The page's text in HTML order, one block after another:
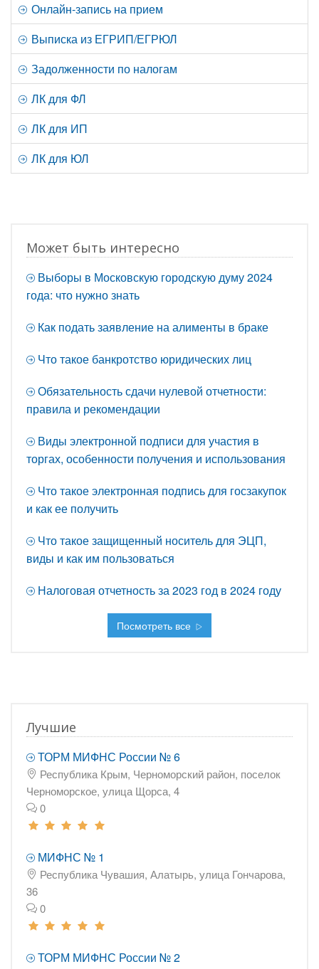
Онлайн-запись на прием
Выписка из ЕГРИП/ЕГРЮЛ
Задолженности по налогам
ЛК для ФЛ
ЛК для ИП
ЛК для ЮЛ
Может быть интересно
Выборы в Московскую городскую думу 2024
года: что нужно знать
Как подать заявление на алименты в браке
Что такое банкротство юридических лиц
Обязательность сдачи нулевой отчетности:
правила и рекомендации
Виды электронной подписи для участия в
торгах, особенности получения и использования
Что такое электронная подпись для госзакупок
и как ее получить
Что такое защищенный носитель для ЭЦП,
виды и как им пользоваться
Налоговая отчетность за 2023 год в 2024 году
Посмотреть все
Лучшие
ТОРМ МИФНС России № 6
Республика Крым, Черноморский район, поселок
Черноморское, улица Щорса, 4
0
МИФНС № 1
Республика Чувашия, Алатырь, улица Гончарова,
36
0
ТОРМ МИФНС России № 2